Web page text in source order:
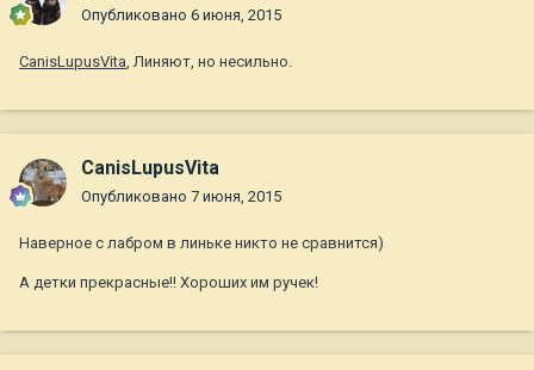
Опубликовано 6 июня, 2015
CanisLupusVita, Линяют, но несильно.
CanisLupusVita
Опубликовано 7 июня, 2015
Наверное с лабром в линьке никто не сравнится)
А детки прекрасные!! Хороших им ручек!